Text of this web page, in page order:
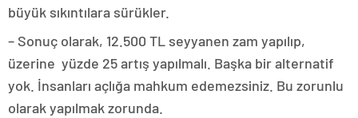
büyük sıkıntılara sürükler.
– Sonuç olarak, 12.500 TL seyyanen zam yapılıp,
üzerine yüzde 25 artış yapılmalı. Başka bir alternatif
yok. İnsanları açlığa mahkum edemezsiniz. Bu zorunlu
olarak yapılmak zorunda.